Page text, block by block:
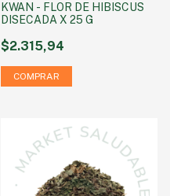
KWAN - FLOR DE HIBISCUS
DISECADA X 25 G
$2.315,94